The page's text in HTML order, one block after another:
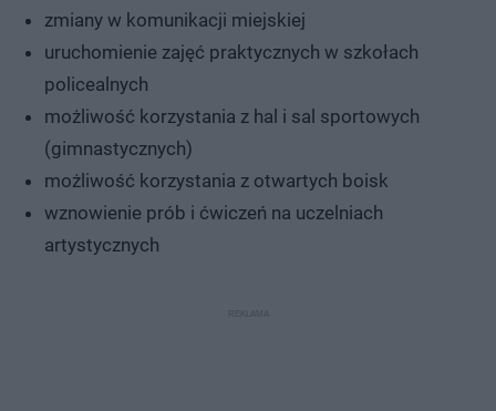
zmiany w komunikacji miejskiej
uruchomienie zajęć praktycznych w szkołach
policealnych
możliwość korzystania z hal i sal sportowych
(gimnastycznych)
możliwość korzystania z otwartych boisk
wznowienie prób i ćwiczeń na uczelniach
artystycznych